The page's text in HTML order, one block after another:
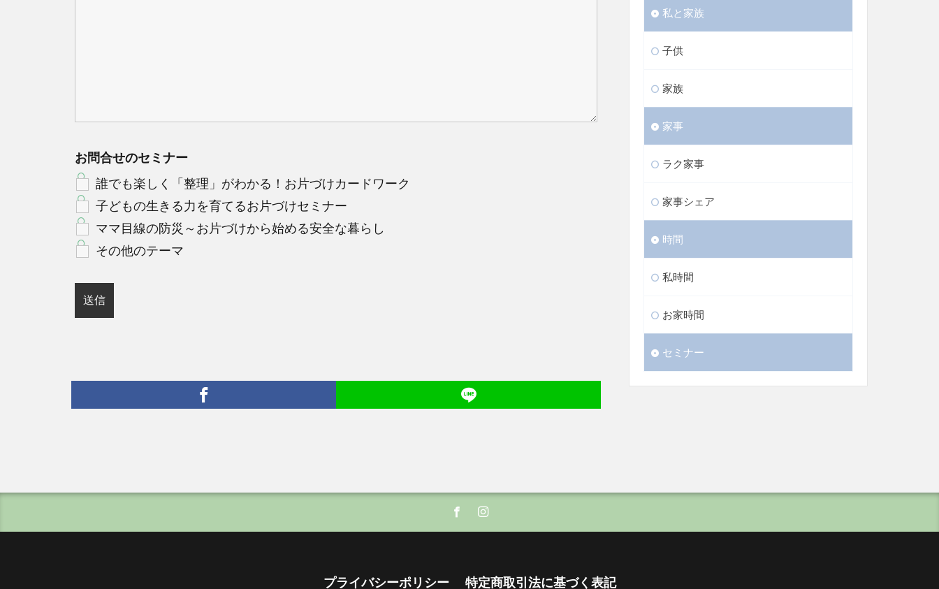
お問合せのセミナー
誰でも楽しく「整理」がわかる！お片づけカードワーク
子どもの生きる力を育てるお片づけセミナー
ママ目線の防災～お片づけから始める安全な暮らし
その他のテーマ
私と家族
子供
家族
家事
ラク家事
家事シェア
時間
私時間
お家時間
セミナー
プライバシーポリシー 特定商取引法に基づく表記